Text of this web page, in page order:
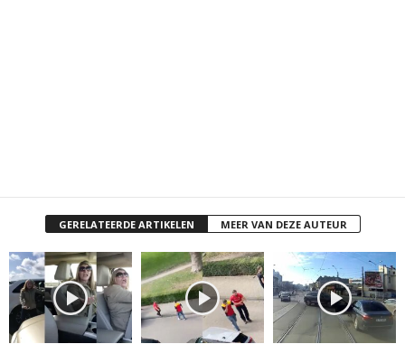
GERELATEERDE ARTIKELEN MEER VAN DEZE AUTEUR